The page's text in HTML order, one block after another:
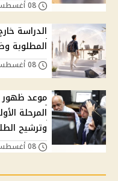
المطلوبة
المرحلة
وترشيح